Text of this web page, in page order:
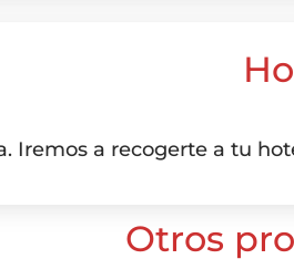
Iremos a recogerte a tu
Otros